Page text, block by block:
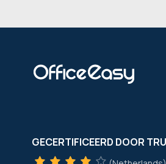
GECERTIFICEERD DOOR